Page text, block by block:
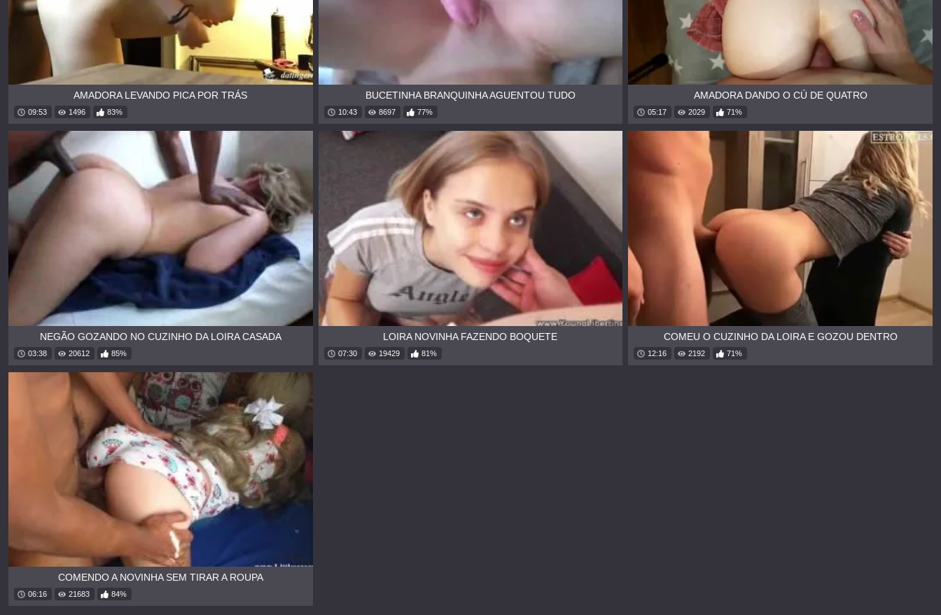
AMADORA LEVANDO PICA POR TRÁS
09:53 1496 83%
BUCETINHA BRANQUINHA AGUENTOU TUDO
10:43 8697 77%
AMADORA DANDO O CÚ DE QUATRO
05:17 2029 71%
NEGÃO GOZANDO NO CUZINHO DA LOIRA CASADA
03:38 20612 85%
LOIRA NOVINHA FAZENDO BOQUETE
07:30 19429 81%
COMEU O CUZINHO DA LOIRA E GOZOU DENTRO
12:16 2192 71%
COMENDO A NOVINHA SEM TIRAR A ROUPA
06:16 21683 84%